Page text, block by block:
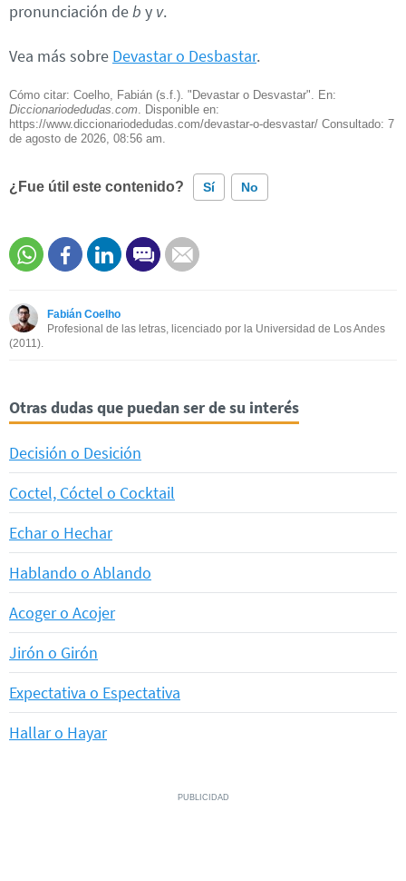
pronunciación deb y v.
Vea más sobre Devastar o Desbastar.
Cómo citar: Coelho, Fabián (s.f.). "Devastar o Desvastar". En:
Diccionariodedudas.com . Disponible en:
https://www.diccionariodedudas.com/devastar-o-desvastar/ Consultado: 7
de agosto de 2026, 08:56 am.
¿Fue útil este contenido? Sí No
Este contenido contiene información incorrecta
Otro
Fabián Coelho
Profesional de las letras, licenciado por la Universidad de Los Andes
(2011).
Otras dudas que puedan ser de su interés
Decisión o Desición
Coctel, Cóctel o Cocktail
Echar o Hechar
Hablando o Ablando
Acoger o Acojer
Jirón o Girón
Expectativa o Espectativa
Hallar o Hayar